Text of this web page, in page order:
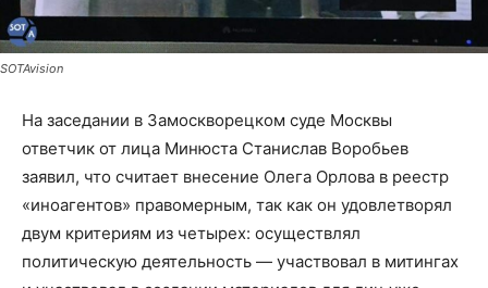
SOTAvision
На заседании в Замоскворецком суде Москвы
ответчик от лица Минюста Станислав Воробьев
заявил, что считает внесение Олега Орлова в реестр
«иноагентов» правомерным, так как он удовлетворял
двум критериям из четырех: осуществлял
политическую деятельность — участвовал в митингах